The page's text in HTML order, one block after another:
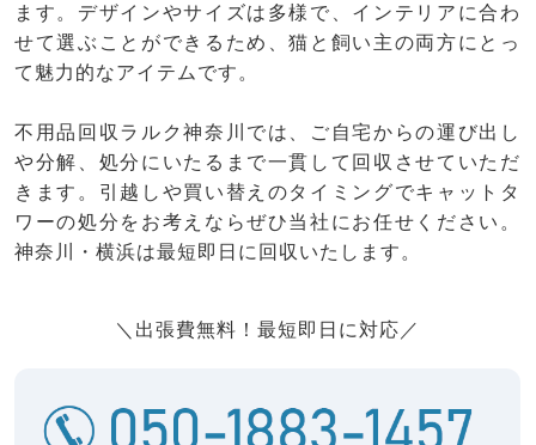
ます。デザインやサイズは多様で、インテリアに合わ
せて選ぶことができるため、猫と飼い主の両方にとっ
て魅力的なアイテムです。
不用品回収ラルク神奈川では、ご自宅からの運び出し
や分解、処分にいたるまで一貫して回収させていただ
きます。引越しや買い替えのタイミングでキャットタ
ワーの処分をお考えならぜひ当社にお任せください。
神奈川・横浜は最短即日に回収いたします。
＼出張費無料！最短即日に対応／